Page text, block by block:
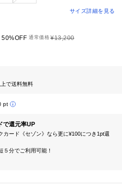
サイズ詳細を見る
50%OFF 通常価格¥13,200
で送料無料
pt
で還元率UP
カード《セゾン》なら更に¥100につき1pt還
５分でご利用可能！